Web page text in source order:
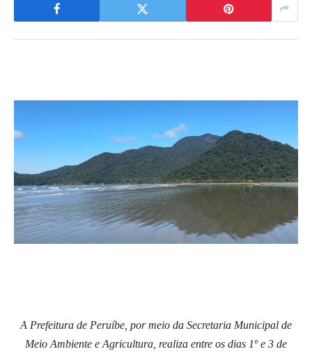
A Prefeitura de Peruíbe, por meio da Secretaria Municipal de
Meio Ambiente e Agricultura, realiza entre os dias 1º e 3 de